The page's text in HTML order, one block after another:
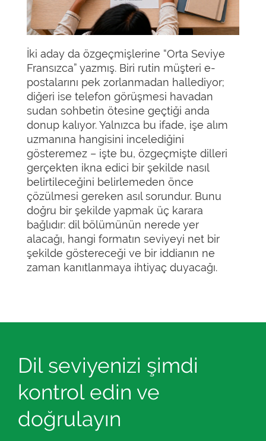
İki aday da özgeçmişlerine “Orta Seviye
Fransızca” yazmış. Biri rutin müşteri e-
postalarını pek zorlanmadan hallediyor;
diğeri ise telefon görüşmesi havadan
sudan sohbetin ötesine geçtiği anda
donup kalıyor. Yalnızca bu ifade, işe alım
uzmanına hangisini incelediğini
gösteremez – işte bu, özgeçmişte dilleri
gerçekten ikna edici bir şekilde nasıl
belirtileceğini belirlemeden önce
çözülmesi gereken asıl sorundur. Bunu
doğru bir şekilde yapmak üç karara
bağlıdır: dil bölümünün nerede yer
alacağı, hangi formatın seviyeyi net bir
şekilde göstereceği ve bir iddianın ne
zaman kanıtlanmaya ihtiyaç duyacağı.
Dil seviyenizi şimdi
kontrol edin ve
doğrulayın